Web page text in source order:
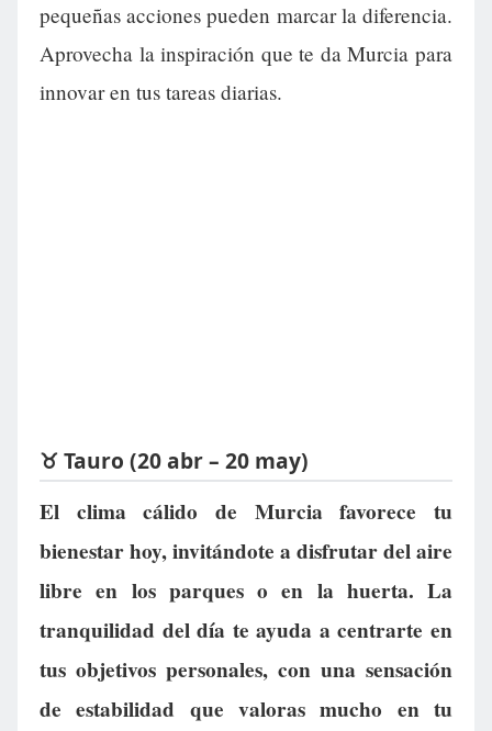
pequeñas acciones pueden marcar la diferencia.
Aprovecha la inspiración que te da Murcia para
innovar en tus tareas diarias.
♉ Tauro (20 abr – 20 may)
El clima cálido de Murcia favorece tu
bienestar hoy, invitándote a disfrutar del aire
libre en los parques o en la huerta. La
tranquilidad del día te ayuda a centrarte en
tus objetivos personales, con una sensación
de estabilidad que valoras mucho en tu